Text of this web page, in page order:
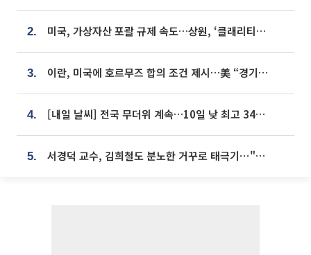
2. 미국, 가상자산 포괄 규제 속도…상원, ‘클래리티법’ 9월 절차투표 추진
3. 이란, 미국에 호르무즈 합의 조건 제시…美 “경기 아직 안 끝나” [종합]
4. [내일 날씨] 전국 무더위 계속…10일 낮 최고 34도 육박
5. 서경덕 교수, 김희철도 분노한 거꾸로 태극기⋯"엉터리는 아냐, 아쉬울 뿐"